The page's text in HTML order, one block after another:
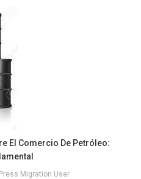
El Comercio De Petróleo:
Migration User